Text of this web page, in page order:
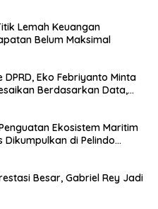
Lemah Keuangan
Belum Maksimal
DPRD, Eko Febriyanto Minta
Berdasarkan Data,
Ekosistem Maritim
Dikumpulkan di Pelindo
Besar, Gabriel Rey Jadi